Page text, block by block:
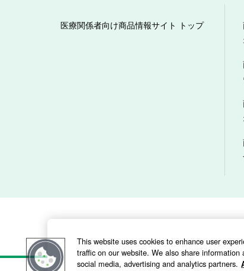
医療関係者向け商品情報サイト トップ
This website uses cookies to enhance user
traffic on our website. We also share
social media, advertising and analytics partners.